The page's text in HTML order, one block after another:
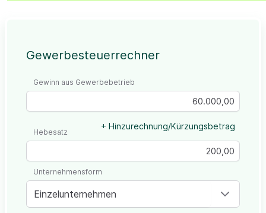
Gewerbesteuerrechner
Gewinn aus Gewerbebetrieb
+ Hinzurechnung/Kürzungsbetrag
Hebesatz
Einzelunternehmen
Unternehmensform